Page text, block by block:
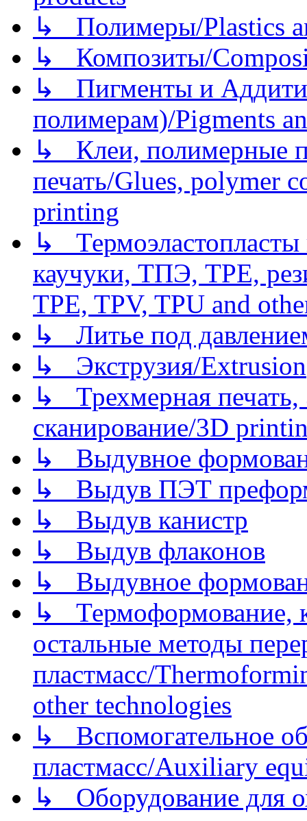
↳ Полимеры/Plastics
↳ Композиты/
↳ Пигменты и
полимерам)/Pigments
↳ Клеи, полимерные
печать/Glues, polymer
printing
↳
каучуки, ТПЭ, TPE,
TPE, TPV, TPU and
↳ Литье под
↳ Экструзия/Extrusion
↳ Трехмерная
сканирование/3D
↳ Выдувное
↳ Выдув ПЭТ
↳ Выдув канистр
↳ Выдув флаконов
↳ Выдувное
↳ Термоформование,
остальные методы
пластмасс/
other technologies
↳ Вспомогательное
пластмасс/Auxiliary
↳ Оборудование для